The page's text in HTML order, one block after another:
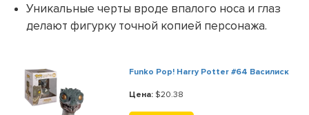
Уникальные черты вроде впалого носа и глаз
делают фигурку точной копией персонажа.
Funko Pop! Harry Potter #64 Василиск
Цена: $20.38